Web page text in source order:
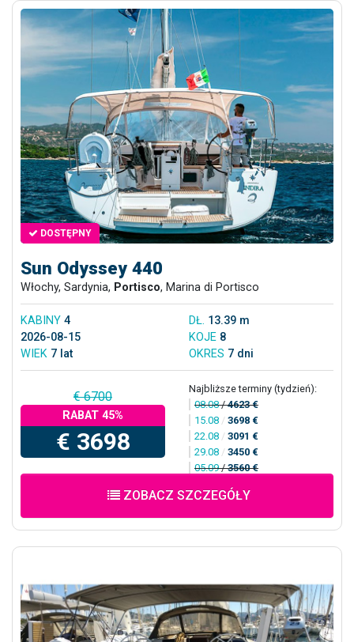
DOSTĘPNY
Sun Odyssey 440
Włochy, Sardynia, Portisco, Marina di Portisco
KABINY 4 DŁ. 13.39 m
2026-08-15
KOJE 8
WIEK 7 lat OKRES 7 dni
€ 6700
RABAT 45%
€ 3698
Najbliższe terminy (tydzień):
08.08/4623 €
15.08 / 3698 €
22.08 / 3091 €
29.08 / 3450 €
05.09/3560 €
ZOBACZ SZCZEGÓŁY